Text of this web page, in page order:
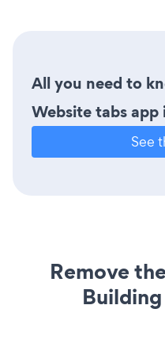
All you need to
Website tabs app
See
Remove